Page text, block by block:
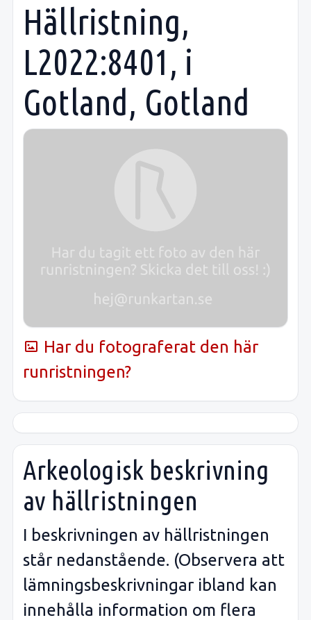
Hällristning,
L2022:8401, i
Gotland, Gotland
Har du fotograferat den här
runristningen?
Arkeologisk beskrivning
av hällristningen
I beskrivningen av hällristningen
står nedanstående. (Observera att
lämningsbeskrivningar ibland kan
innehålla information om flera